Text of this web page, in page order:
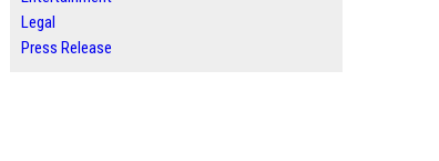
Legal
Press Release